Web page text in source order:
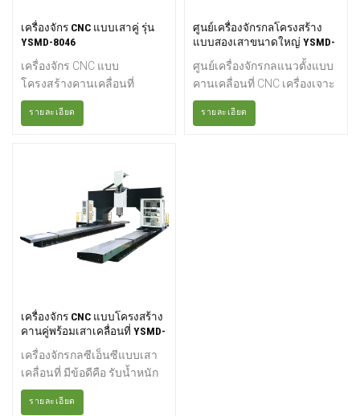
เครื่องจักร CNC แบบเสาคู่ รุ่น
YSMD-8046
เครื่องจักร CNC แบบ
โครงสร้างคานเคลื่อนที่
(Gantry) เครื่องจักร CNC แบบ
คานคู่เครื่องจักรกลซีเอ็นซี
ขึ้นโดยมุ่งเน้นความเสถียรสูง
รวมถึงการลดความเครียดและ
การเสียรูปที่อาจส่งผลกระทบ
ต่อชิ้นส่วนที่จะทำการกลึง สิ่ง
สำคัญที่ควรทราบคือ
เครื่องจักรเหล่านี้มีขนาดใหญ่
ฟังก์ชันอันทรงพลังต่างๆ เช่น
การเจาะ การกัด การคว้าน
การขยาย การคว้านรู การตอก
เกลียวแบบแข็ง การประมาณ
ส่วนโค้ง การประมาณค่าแบบ
รายละเอียด
ศูนย์เครื่องจักรกลโครงสร้าง
แบบสองเสาขนาดใหญ่ YSMD-
ศูนย์เครื่องจักรกลแนวตั้งแบบ
คานเคลื่อนที่ CNC เครื่องเจาะ
CNC แบบคานคู่พื้นที่ใช้งาน
น้อย รับน้ำหนักได้มาก ความ
รายละเอียด
เครื่องจักร CNC แบบโครงสร้าง
คานคู่พร้อมเสาเคลื่อนที่ YSMD-
16042
เครื่องจักรกลซีเอ็นซีแบบเสา
เคลื่อนที่ มีข้อดีคือ รับน้ำหนัก
ชิ้นงานได้สูง ใช้พื้นที่โรงงาน
ได้อย่างมีประสิทธิภาพมากขึ้น
รายละเอียด